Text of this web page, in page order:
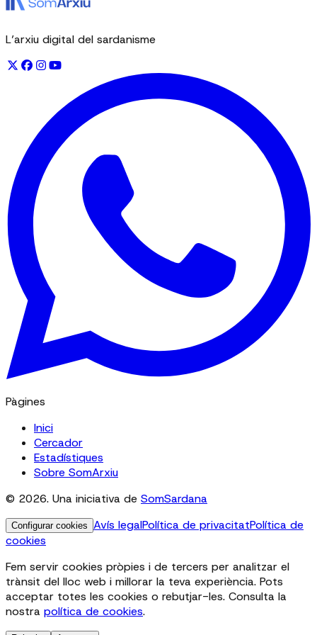
L’arxiu digital del sardanisme
Pàgines
Inici
Cercador
Estadístiques
Sobre SomArxiu
© 2026. Una iniciativa de SomSardana
Configurar cookies Avís legalPolítica de privacitatPolítica de
cookies
Fem servir cookies pròpies i de tercers per analitzar el
trànsit del lloc web i millorar la teva experiència. Pots
acceptar totes les cookies o rebutjar-les. Consulta la
nostra política de cookies.